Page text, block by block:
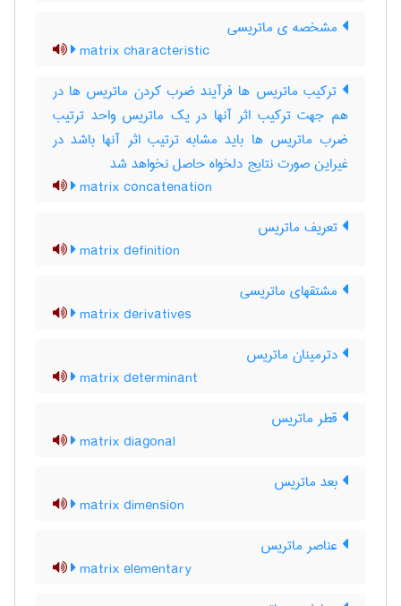
مشخصه ی ماتریسی
matrix characteristic
ترکیب ماتریس ها فرآیند ضرب کردن ماتریس ها در
هم جهت ترکیب اثر آنها در یک ماتریس واحد ترتیب
ضرب ماتریس ها باید مشابه ترتیب اثر آنها باشد در
غیراین صورت نتایج دلخواه حاصل نخواهد شد
matrix concatenation
تعریف ماتریس
matrix definition
مشتقهای ماتریسی
matrix derivatives
دترمینان ماتریس
matrix determinant
قطر ماتریس
matrix diagonal
بعد ماتریس
matrix dimension
عناصر ماتریس
matrix elementary